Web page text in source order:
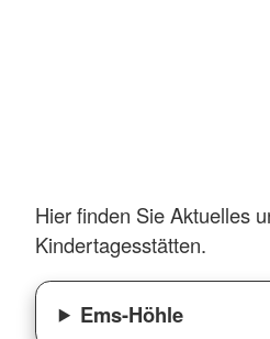
Hier finden Sie Aktuelles
Kindertagesstätten.
Ems-Höhle